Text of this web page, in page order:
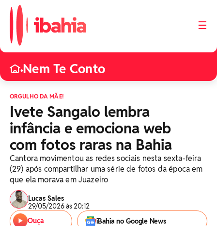
☰
•Nem Te Conto
ORGULHO DA MÃE!
Ivete Sangalo lembra
infância e emociona web
com fotos raras na Bahia
Cantora movimentou as redes sociais nesta sexta-feira
(29) após compartilhar uma série de fotos da época em
que ela morava em Juazeiro
Lucas Sales
29/05/2026 às 20:12
Ouça
iBahia no Google News